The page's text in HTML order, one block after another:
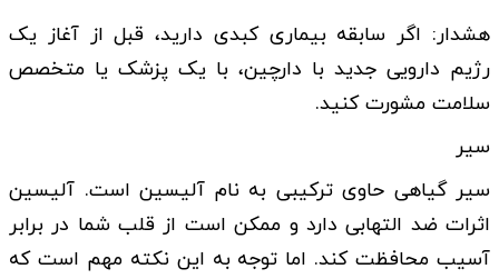
هشدار: اگر سابقه بیماری کبدی دارید، قبل از آغاز یک
رژیم دارویی جدید با دارچین، با یک پزشک یا متخصص
سلامت مشورت کنید.
سیر
سیر گیاهی حاوی ترکیبی به نام آلیسین است. آلیسین
اثرات ضد التهابی دارد و ممکن است از قلب شما در برابر
آسیب محافظت کند. اما توجه به این نکته مهم است که